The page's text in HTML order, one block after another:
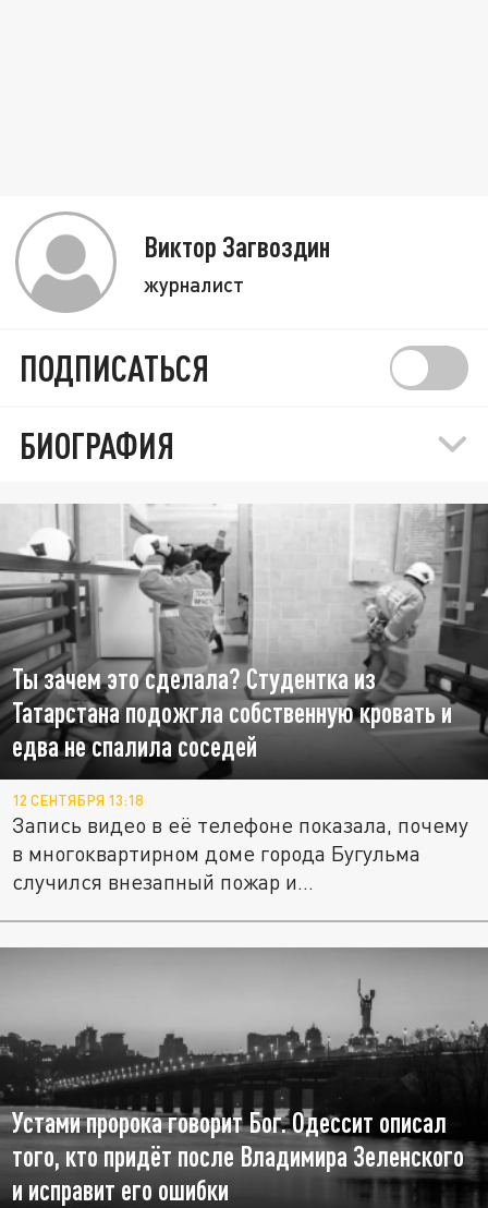
Виктор Загвоздин
журналист
ПОДПИСАТЬСЯ
БИОГРАФИЯ
Ты зачем это сделала? Студентка из
Татарстана подожгла собственную кровать и
едва не спалила соседей
12 СЕНТЯБРЯ 13:18
Запись видео в её телефоне показала, почему
в многоквартирном доме города Бугульма
случился внезапный пожар и...
Устами пророка говорит Бог. Одессит описал
того, кто придёт после Владимира Зеленского
и исправит его ошибки